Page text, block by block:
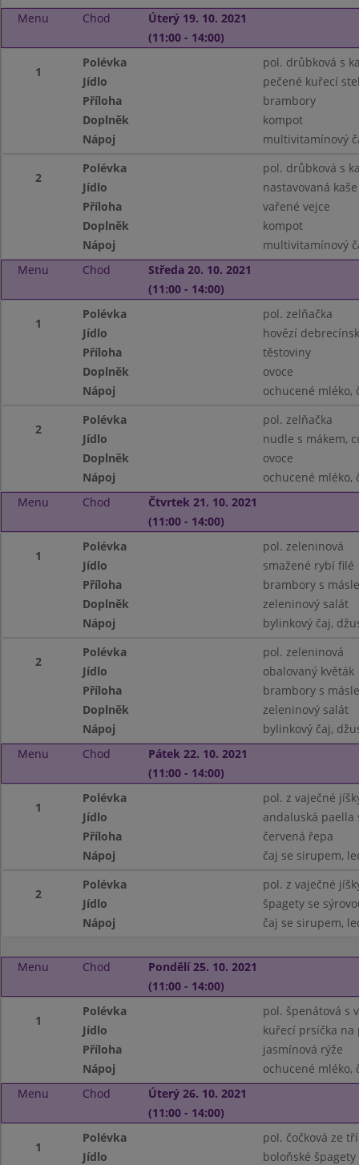
Menu
Chod
Úterý 19. 10. 2021
(11:00 - 14:00)
1
Polévka
pol. drůbková s
Jídlo
pečené kuřecí
Příloha
brambory
Doplněk
kompot
Nápoj
multivitamínový
2
Polévka
pol. drůbková s
Jídlo
nastavovaná
Příloha
vařené vejce
Doplněk
kompot
Nápoj
multivitamínový
Menu
Chod
Středa 20. 10. 2021
(11:00 - 14:00)
1
Polévka
pol. zelňačka
Jídlo
hovězí
Příloha
těstoviny
Doplněk
ovoce
Nápoj
ochucené mléko,
2
Polévka
pol. zelňačka
Jídlo
nudle s mákem,
Doplněk
ovoce
Nápoj
ochucené mléko,
Menu
Chod
Čtvrtek 21. 10. 2021
(11:00 - 14:00)
1
Polévka
pol. zeleninová
Jídlo
smažené rybí filé
Příloha
brambory s
Doplněk
zeleninový salát
Nápoj
bylinkový čaj,
2
Polévka
pol. zeleninová
Jídlo
obalovaný květák
Příloha
brambory s
Doplněk
zeleninový salát
Nápoj
bylinkový čaj,
Menu
Chod
Pátek 22. 10. 2021
(11:00 - 14:00)
1
Polévka
pol. z vaječné
Jídlo
andaluská paella
Příloha
červená řepa
Nápoj
čaj se sirupem,
2
Polévka
pol. z vaječné
Jídlo
špagety se
Nápoj
čaj se sirupem,
Menu Chod
Pondělí 25. 10. 2021
(11:00 - 14:00)
1
Polévka
pol. špenátová s
Jídlo
kuřecí prsíčka na
Příloha
jasmínová rýže
Nápoj
ochucené mléko,
Menu
Chod
Úterý 26. 10. 2021
(11:00 - 14:00)
1
Polévka
pol. čočková ze
Jídlo
boloňské